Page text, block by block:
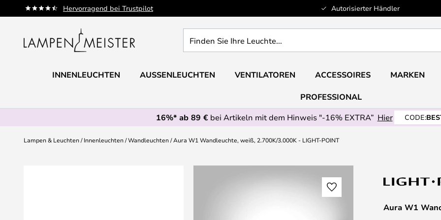
Hervorragend bei Trustpilot Autorisierter Händler
Zum
Inhalt
Sie
Leuchte...
INNENLEUCHTEN AUSSENLEUCHTEN VENTILATOREN ACCESSOIRES MARKEN
PROFESSIONAL
16%* ab 89 €bei Artikeln mit dem Hinweis "-16% EXTRA” Hier CODE:
Lampen & Leuchten Innenleuchten Wandleuchten Aura W1 Wandleuchte, weiß, 2.700K/3.000K - LIGHT-POINT
Aura W1